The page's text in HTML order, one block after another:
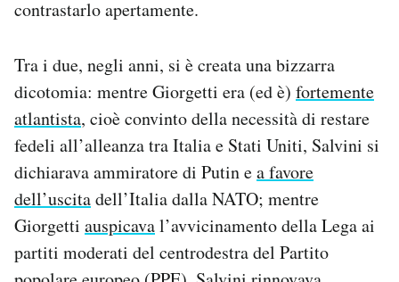
contrastarlo apertamente.
Tra i due, negli anni, si è creata una bizzarra
dicotomia: mentre Giorgetti era (ed è) fortemente
atlantista, cioè convinto della necessità di restare
fedeli all’alleanza tra Italia e Stati Uniti, Salvini si
dichiarava ammiratore di Putin ea favore
dell’uscitadell’Italia dalla NATO; mentre
Giorgetti auspicaval’avvicinamento della Lega ai
partiti moderati del centrodestra del Partito